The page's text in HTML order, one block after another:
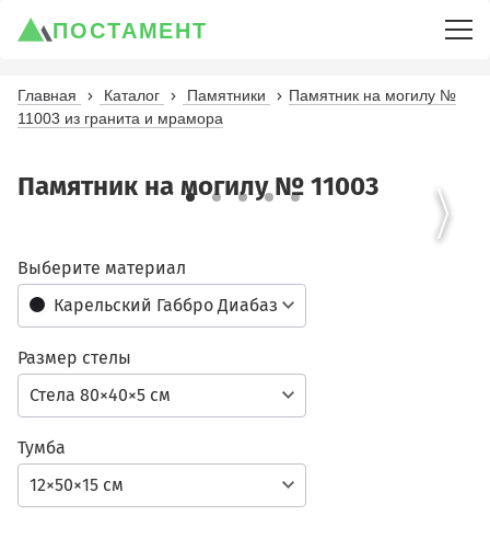
ПОСТАМЕНТ
Главная Каталог Памятники
Памятник на могилу №
11003 из гранита и мрамора
Памятник на могилу № 11003
Карельский Габбро Диабаз
Выберите материал
Стела 80×40×5 см
Размер стелы
12×50×15 см
Тумба